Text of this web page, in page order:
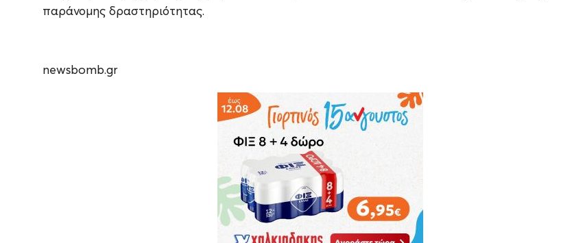
παράνομης δραστηριότητας.
newsbomb.gr